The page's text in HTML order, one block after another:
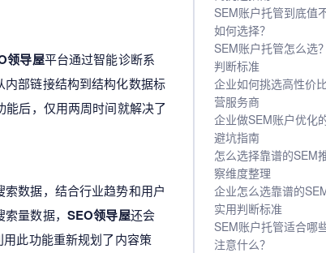
领导屋平台通过智能诊断系
部链接结构到结构化数据标
后，仅用两周时间就解决了
数据，结合行业趋势和用户
量数据， SEO领导屋还会
此功能重新规划了内容策
SEM账户托管到底值
如何选择？
SEM账户托管怎么选
判断标准
企业如何挑选高性价
营服务商
企业做SEM账户优化
避坑指南
怎么选择靠谱的SEM
察维度整理
企业怎么选靠谱的
实用判断标准
SEM账户托管适合哪
注意什么？